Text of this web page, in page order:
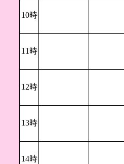
10時
11時
12時
13時
14時